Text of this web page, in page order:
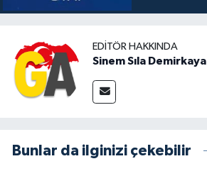
EDITÖR HAKKINDA
Sinem Sıla Demirkaya
Bunlar da ilginizi çekebilir